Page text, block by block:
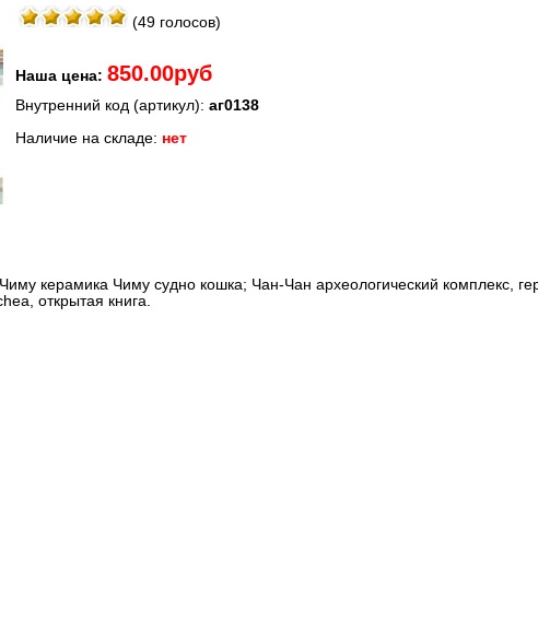
(49 голосов)
Наша цена: 850.00руб
Внутренний код (артикул): аг0138
Наличие на складе: нет
керамика Чиму судно кошка; Чан-Чан археологический комплекс,
открытая книга.